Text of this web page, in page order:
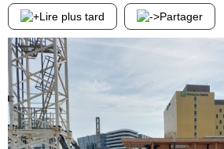
Lire plus tard Partager